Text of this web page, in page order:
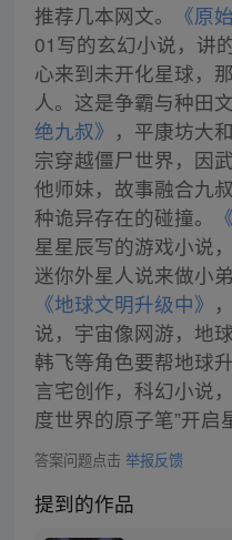
推荐几本网文。 《原
01写的玄幻小说，讲
心来到未开化星球，
人。这是争霸与种田文
绝九叔》 ，平康坊大
宗穿越僵尸世界，因
他师妹，故事融合九
种诡异存在的碰撞。
星星辰写的游戏小说
迷你外星人说来做小
《地球文明升级中》
说，宇宙像网游，地
韩飞等角色要帮地球升
言宅创作，科幻小说
度世界的原子笔”开启
答案问题点击 举报反馈
提到的作品